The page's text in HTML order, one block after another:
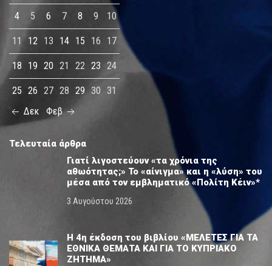
4 5 6 7 8 9 10
11 12 13 14 15 16 17
18 19 20 21 22 23 24
25 26 27 28 29 30 31
Δεκ
Φεβ
Τελευταία άρθρα
Γιατί λιγοστεύουν «τα χρόνια της
αθωότητας;» Το «αίνιγμα» και η «λύση» του
μέσα από τον εμβληματικό «Πολίτη Κέιν»*
3 Αυγούστου 2026
Η 4η έκδοση του βιβλίου «ΜΕΛΕΤΕΣ ΓΙΑ ΤΑ
ΕΘΝΙΚΑ ΘΕΜΑΤΑ ΚΑΙ ΓΙΑ ΤΟ ΚΥΠΡΙΑΚΟ
ΖΗΤΗΜΑ»